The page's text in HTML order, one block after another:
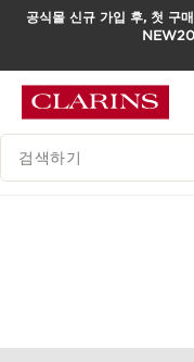
컨텐츠로 이동하기
공식몰 신규 가입 후, 첫 구
범례 검색하기